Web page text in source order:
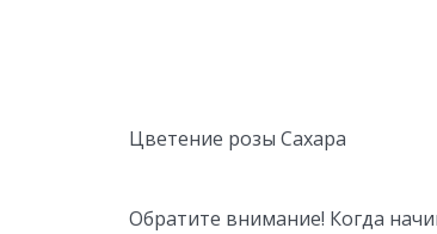
Цветение розы Сахара
Обратите внимание! Когда